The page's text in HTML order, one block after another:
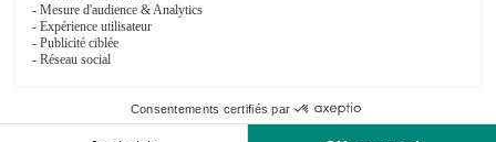
livraison tout parfait
21/04/2026
★ ★ ★ ★ ★